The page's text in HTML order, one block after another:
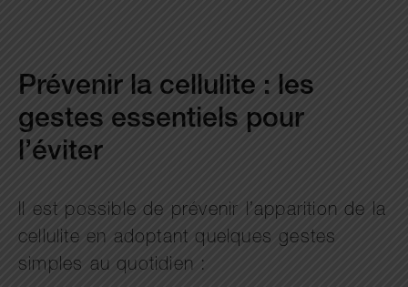
Prévenir la cellulite : les
gestes essentiels pour
l’éviter
Il est possible de prévenir l’apparition de la
cellulite en adoptant quelques gestes
simples au quotidien :